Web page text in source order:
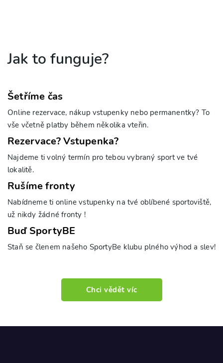
Jak to funguje?
Šetříme čas
Online rezervace, nákup vstupenky nebo permanentky? To
vše včetně platby během několika vteřin.
Rezervace? Vstupenka?
Najdeme ti volný termín pro tebou vybraný sport ve tvé
lokalitě.
Rušíme fronty
Nabídneme ti online vstupenky na tvé oblíbené sportoviště,
už nikdy žádné fronty !
Buď SportyBE
Staň se členem našeho SportyBe klubu plného výhod a slev!
Chci vědět víc